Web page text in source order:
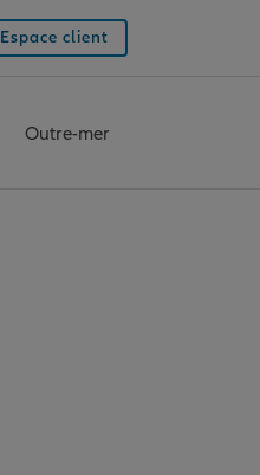
Espace client
Outre-mer